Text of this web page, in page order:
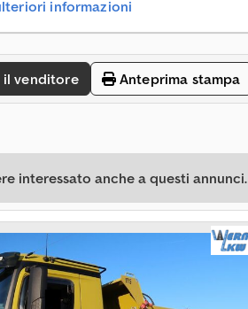
informazioni
venditore Anteprima stampa
interessato anche a questi annunci.